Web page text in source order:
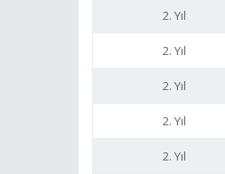
2. Yıl
2. Yıl
2. Yıl
2. Yıl
2. Yıl